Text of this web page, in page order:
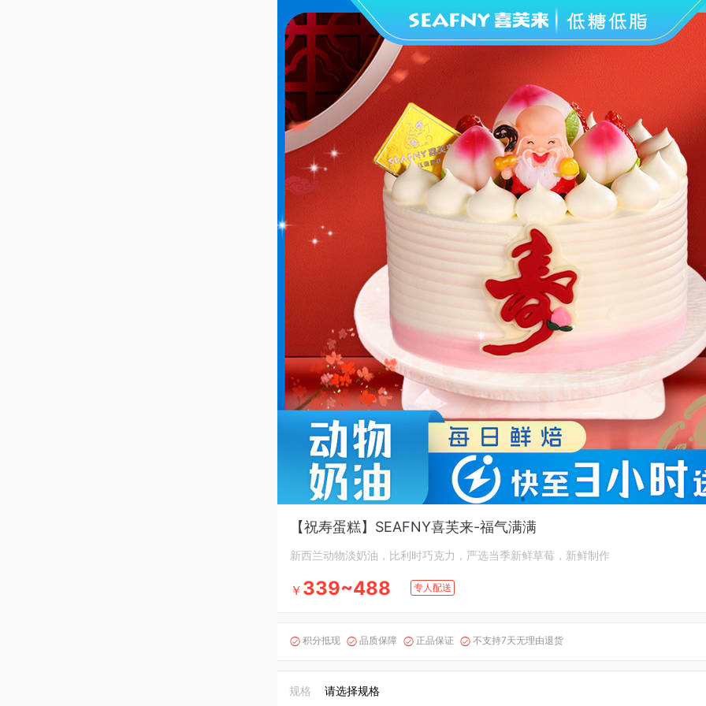
【祝寿蛋糕】SEAFNY喜芙来-福气满满
新西兰动物淡奶油，比利时巧克力，严选当季新鲜草莓，新鲜制作
￥ 339~488 专人配送
 积分抵现  品质保障  正品保证  不支持7天无理由退货
规格 请选择规格